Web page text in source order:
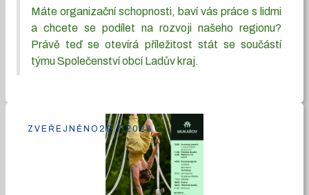
Máte organizační schopnosti, baví vás práce s lidmi
a chcete se podílet na rozvoji našeho regionu?
Právě teď se otevírá příležitost stát se součástí
týmu Společenství obcí Ladův kraj.
ZVEŘEJNĚNO 29.7.2026